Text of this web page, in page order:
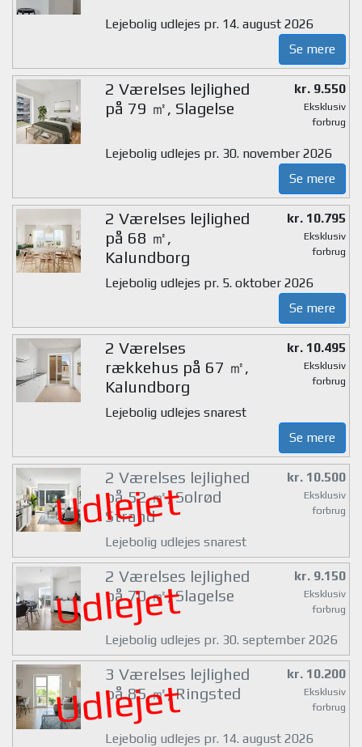
Lejebolig udlejes pr. 14. august 2026
Se mere
2 Værelses lejlighed
på 79 ㎡, Slagelse
kr. 9.550
Eksklusiv
forbrug
Lejebolig udlejes pr. 30. november 2026
Se mere
2 Værelses lejlighed
på 68 ㎡,
Kalundborg
kr. 10.795
Eksklusiv
forbrug
Lejebolig udlejes pr. 5. oktober 2026
Se mere
2 Værelses
rækkehus på 67 ㎡,
Kalundborg
kr. 10.495
Eksklusiv
forbrug
Lejebolig udlejes snarest
Se mere
Udlejet
2 Værelses lejlighed
på 52 ㎡, Solrød
Strand
kr. 10.500
Eksklusiv
forbrug
Lejebolig udlejes snarest
Udlejet
2 Værelses lejlighed
på 70 ㎡, Slagelse
kr. 9.150
Eksklusiv
forbrug
Lejebolig udlejes pr. 30. september 2026
Udlejet
3 Værelses lejlighed
på 85 ㎡, Ringsted
kr. 10.200
Eksklusiv
forbrug
Lejebolig udlejes pr. 14. august 2026